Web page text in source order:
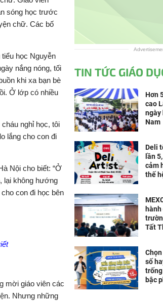
sóng học trước
chữ. Các bố
học Nguyễn
nắng nóng, tối
khi xa bạn bè
Ở lớp có nhiều
nghỉ học, tôi
lắng cho con đi
Nội cho biết: “Ở
lại không hướng
con đi học bên
mời giáo viên các
Nhưng những
TIN TỨC GIÁO
Hơn
cao
ngày
Nam
Deli
lần
cảm
thế
Tất
số
bậc